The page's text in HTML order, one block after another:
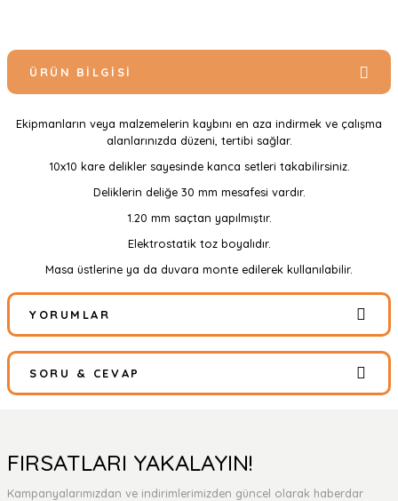
ÜRÜN BILGISI
Ekipmanların veya malzemelerin kaybını en aza indirmek ve çalışma
alanlarınızda düzeni, tertibi sağlar.
10x10 kare delikler sayesinde kanca setleri takabilirsiniz.
Deliklerin deliğe 30 mm mesafesi vardır.
1.20 mm saçtan yapılmıştır.
Elektrostatik toz boyalıdır.
Masa üstlerine ya da duvara monte edilerek kullanılabilir.
YORUMLAR
Bu ürüne ilk yorumu siz yapın!
Yorum Yaz
SORU & CEVAP
Ürün hakkında henüz soru sorulmamış.
FIRSATLARI YAKALAYIN!
Kampanyalarımızdan ve indirimlerimizden güncel olarak haberdar